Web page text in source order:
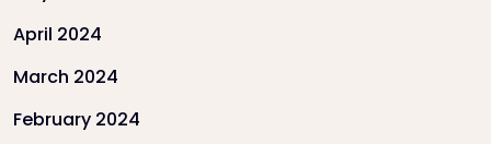
April 2024
March 2024
February 2024